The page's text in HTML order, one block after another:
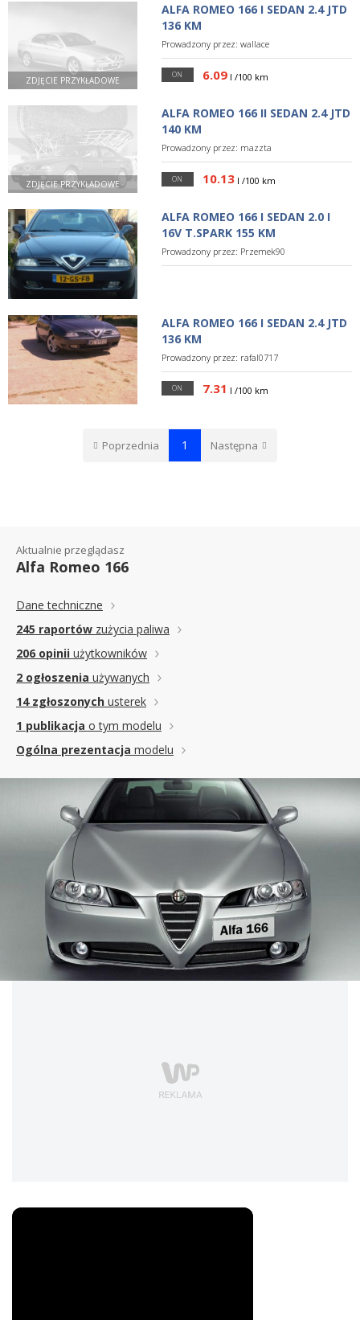
ZDJĘCIE PRZYKŁADOWE
ALFA ROMEO 166 I SEDAN 2.4 JTD
136 KM
Prowadzony przez: wallace
ON 6.09 l /100 km
ZDJĘCIE PRZYKŁADOWE
ALFA ROMEO 166 II SEDAN 2.4 JTD
140 KM
Prowadzony przez: mazzta
ON 10.13 l /100 km
ALFA ROMEO 166 I SEDAN 2.0 I
16V T.SPARK 155 KM
Prowadzony przez: Przemek90
ALFA ROMEO 166 I SEDAN 2.4 JTD
136 KM
Prowadzony przez: rafal0717
ON 7.31 l /100 km
Poprzednia 1 Następna
Aktualnie przeglądasz
Alfa Romeo 166
Dane techniczne
245 raportów zużycia paliwa
206 opinii użytkowników
2 ogłoszenia używanych
14 zgłoszonych usterek
1 publikacja o tym modelu
Ogólna prezentacja modelu